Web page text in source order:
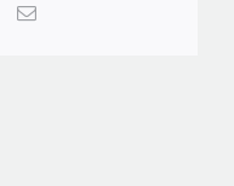
WhatsApp
Correo